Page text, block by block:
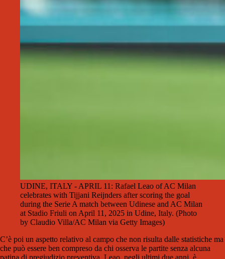
UDINE, ITALY - APRIL 11: Rafael Leao of AC Milan
celebrates with Tijjani Reijnders after scoring the goal
during the Serie A match between Udinese and AC Milan
at Stadio Friuli on April 11, 2025 in Udine, Italy. (Photo
by Claudio Villa/AC Milan via Getty Images)
C’è poi un aspetto relativo al campo che non risulta dalle statistiche ma
che può essere ben compreso da chi osserva le partite senza alcuna
patina di pregiudizio preventiva. Leao, negli ultimi due anni, è